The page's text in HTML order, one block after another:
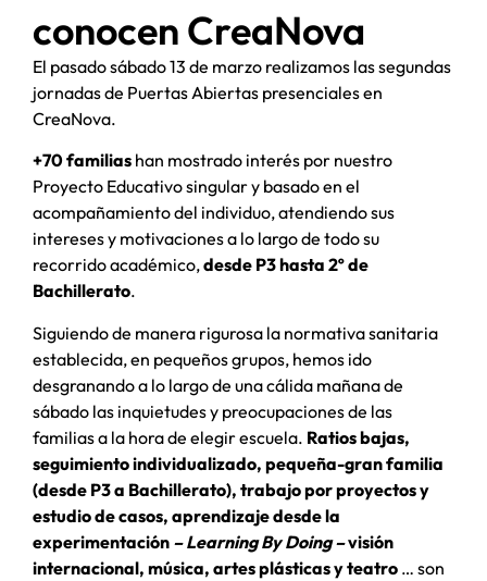
conocen CreaNova
El pasado sábado 13 de marzo realizamos las segundas
jornadas de Puertas Abiertas presenciales en
CreaNova.
+70 familias han mostrado interés por nuestro
Proyecto Educativo singular y basado en el
acompañamiento del individuo, atendiendo sus
intereses y motivaciones a lo largo de todo su
recorrido académico,desde P3 hasta 2º de
Bachillerato.
Siguiendo de manera rigurosa la normativa sanitaria
establecida, en pequeños grupos, hemos ido
desgranando a lo largo de una cálida mañana de
sábado las inquietudes y preocupaciones de las
familias a la hora de elegir escuela. Ratios bajas,
seguimiento individualizado, pequeña-gran familia
(desde P3 a Bachillerato), trabajo por proyectos y
estudio de casos, aprendizaje desde la
experimentación – Learning By Doing –visión
internacional, música, artes plásticas y teatro … son